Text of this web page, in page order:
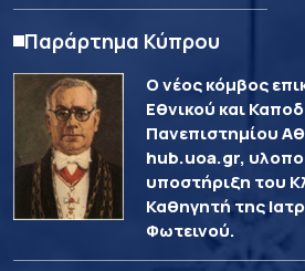
Παράρτημα Κύπρου
Ο νέος κόμβος
Εθνικού και
Πανεπιστημίου
hub.uoa.gr,
υποστήριξη του
Καθηγητή της
Φωτεινού.